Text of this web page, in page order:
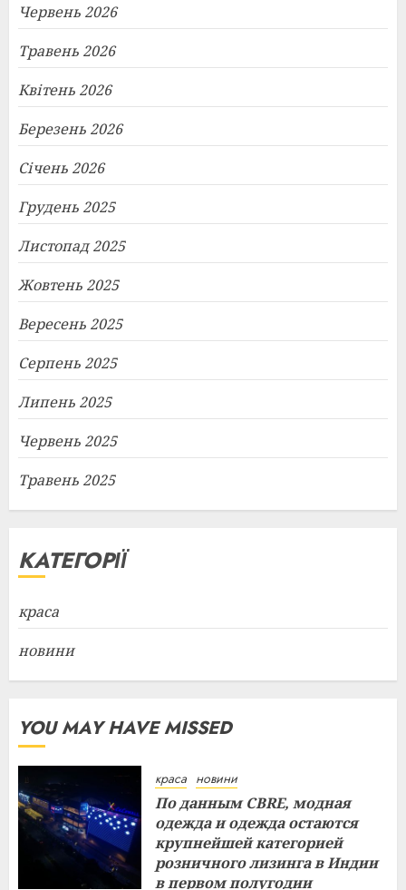
Червень 2026
Травень 2026
Квітень 2026
Березень 2026
Січень 2026
Грудень 2025
Листопад 2025
Жовтень 2025
Вересень 2025
Серпень 2025
Липень 2025
Червень 2025
Травень 2025
КАТЕГОРІЇ
краса
новини
YOU MAY HAVE MISSED
краса новини
По данным CBRE, модная
одежда и одежда остаются
крупнейшей категорией
розничного лизинга в Индии
в первом полугодии